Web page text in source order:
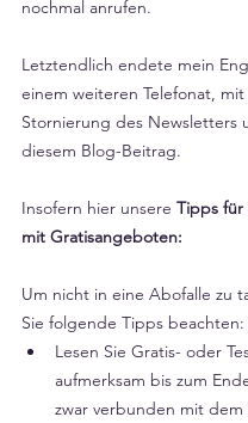
nochmal anrufen.
Letztendlich endete mein
einem weiteren Telefonat,
Stornierung des Newsletters
diesem Blog-Beitrag.
Insofern hier unsere Tipps
mit Gratisangeboten:
Um nicht in eine Abofalle zu
Sie folgende Tipps beachten:
Lesen Sie Gratis- oder
aufmerksam bis zum
zwar verbunden mit dem